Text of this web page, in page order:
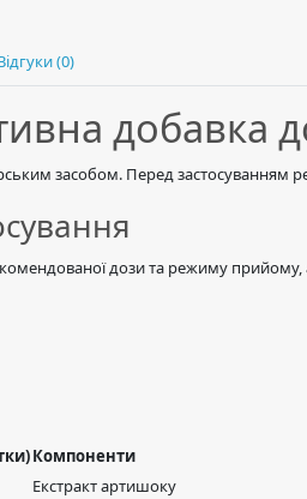
(0)
добавка
засобом. Перед застосуванням
дози та режиму
Компоненти
Екстракт артишоку